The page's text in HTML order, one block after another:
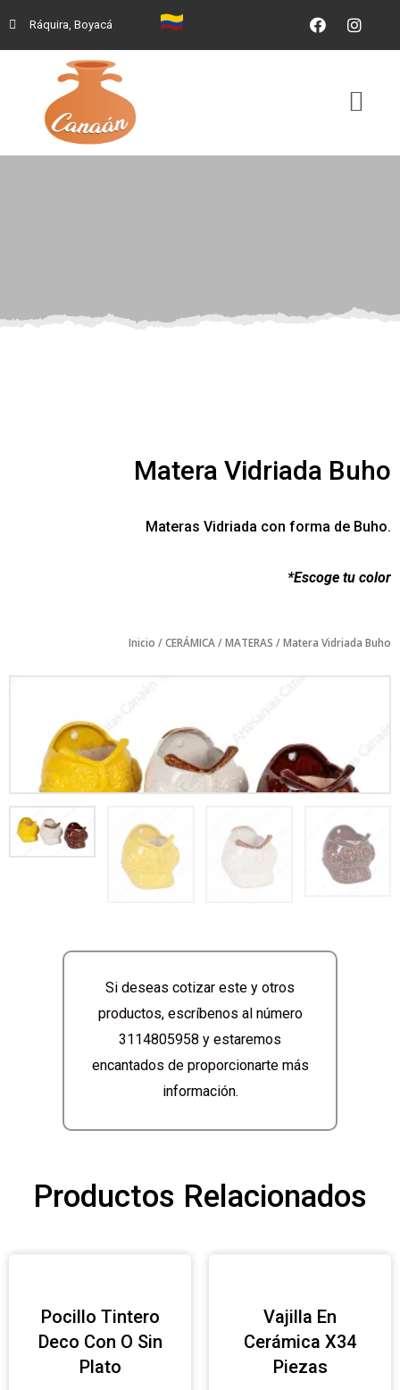
Ráquira, Boyacá
Matera Vidriada Buho
Materas Vidriada con forma de Buho.
*Escoge tu color
Inicio /CERÁMICA/MATERAS / Matera Vidriada Buho
Si deseas cotizar este y otros
productos, escríbenos al número
3114805958 y estaremos
encantados de proporcionarte más
información.
Productos Relacionados
Pocillo Tintero
Deco Con O Sin
Plato
Vajilla En
Cerámica X34
Piezas